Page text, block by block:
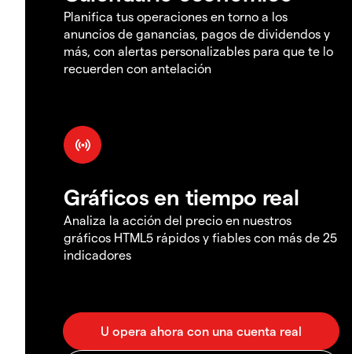
Planifica tus operaciones en torno a los
anuncios de ganancias, pagos de dividendos y
más, con alertas personalizables para que te lo
recuerden con antelación
Gráficos en tiempo real
Analiza la acción del precio en nuestros
gráficos HTML5 rápidos y fiables con más de 25
indicadores